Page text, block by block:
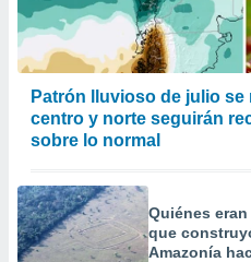
Patrón lluvioso de julio
centro y norte seguirán
sobre lo normal
Quiénes
que
Amazonía